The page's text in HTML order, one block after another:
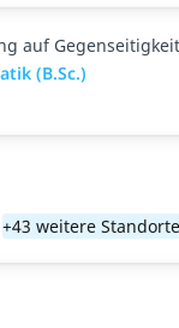
auf Gegenseitigkeit
(B.Sc.)
+43 weitere Standorte